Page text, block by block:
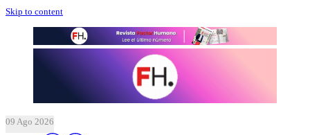
Skip to content
09 Ago 2026